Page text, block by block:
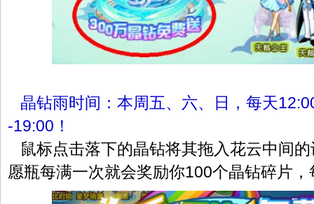
晶钻雨时间：本周五、六、日，每天
-19:00！
鼠标点击落下的晶钻将其拖入花云中间
愿瓶每满一次就会奖励你100个晶钻碎片